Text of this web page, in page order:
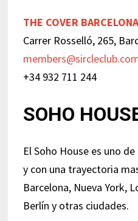
THE COVER BARCELONA
Carrer Rosselló, 265,
+34 932 711 244
SOHO
El Soho House es uno
y con una trayectoria
Barcelona, Nueva York,
Berlín y otras ciudades.